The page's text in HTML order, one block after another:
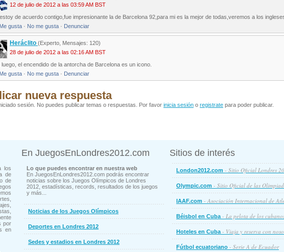
12 de julio de 2012 a las 03:59 AM BST
de acuerdo contigo,fue impresionante la de Barcelona 92,para mi es la mejor de todas,veremos a los
Me gusta · No me gusta · Denunciar
Heráclito (Experto, Mensajes: 120)
28 de julio de 2012 a las 02:16 AM BST
luego, el encendido de la antorcha de Barcelona es un icono.
Me gusta · No me gusta · Denunciar
nueva respuesta
sesión. No puedes publicar temas o respuestas. Por favor inicia sesión o registrate para poder publicar.
los
de
de
por
en
En JuegosEnLondres2012.com
Lo que puedes encontrar en nuestra web
En JuegosEnLondres2012.com podrás encontrar
noticias sobre los Juegos Olímpicos de Londres
2012, estadísticas, records, resultados de los juegos
y más...
Noticias de los Juegos Olímpicos
Deportes en Londres 2012
Sedes y estadios en Londres 2012
Sitios de interés
London2012.com - Sitio Oficial Londres
Olympic.com - Sitio Oficial de las
IAAF.com - Asociación Internacional de
Béisbol en Cuba- La pelota de los
Hoteles en Cuba- Viaja y reserva con
Fútbol ecuatoriano - Serie A de Ecuador